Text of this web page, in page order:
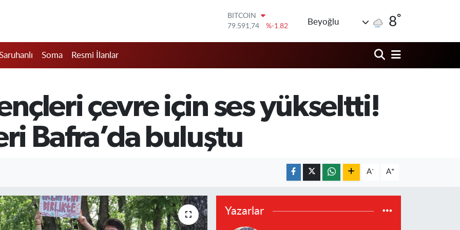
DOLAR
45,43620
%0.02
61,60380
%0.18
14.598,00
%0
Beyoğlu 8°
Soma Resmi İlanlar
çevre için ses yükseltti!
Bafra’da buluştu
A- A+
Yazarlar